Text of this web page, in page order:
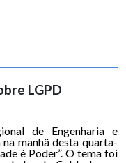
LGPD
de Engenharia e
manhã desta quarta-
é Poder”. O tema foi